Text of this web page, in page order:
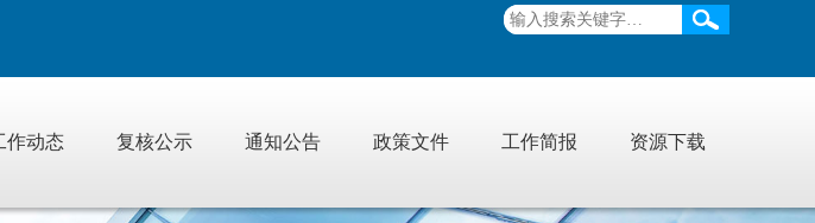
作动态 复核公示 通知公告 政策文件 工作简报 资源下载